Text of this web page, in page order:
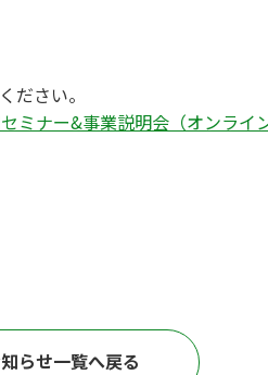
ださい。
ー&事業説明会（オンライン
らせ一覧へ戻る